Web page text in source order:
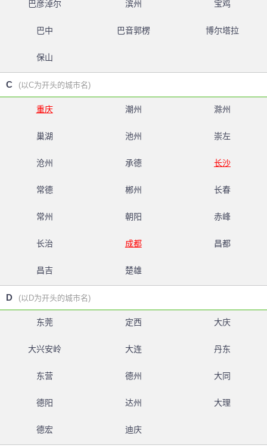
巴彦淖尔 滨州 宝鸡
巴中 巴音郭楞 博尔塔拉
保山
C (以C为开头的城市名)
重庆 潮州 滁州
巢湖 池州 崇左
沧州 承德 长沙
常德 郴州 长春
常州 朝阳 赤峰
长治 成都 昌都
昌吉 楚雄
D (以D为开头的城市名)
东莞 定西 大庆
大兴安岭 大连 丹东
东营 德州 大同
德阳 达州 大理
德宏 迪庆